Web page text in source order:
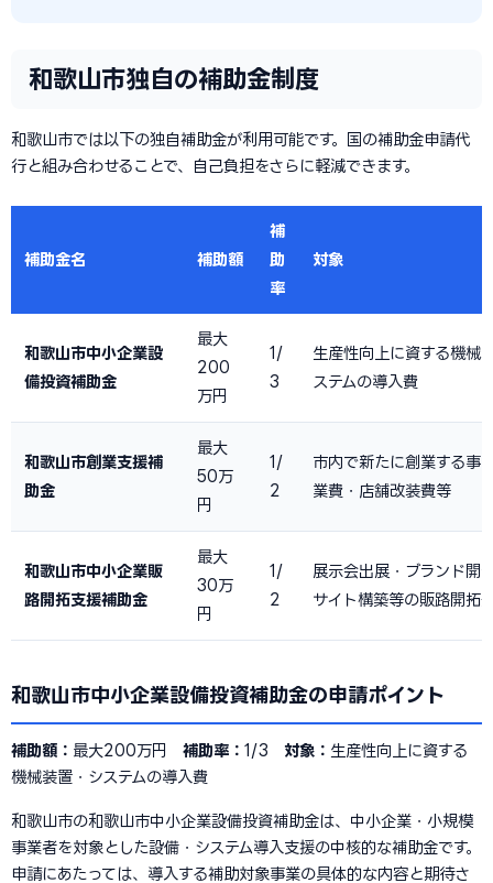
和歌山市独自の補助金制度
和歌山市では以下の独自補助金が利用可能です。国の補助金申請代
行と組み合わせることで、自己負担をさらに軽減できます。
補助金名 補助額
補
助
率
対象
和歌山市中小企業設
備投資補助金
最大
200
万円
1/
3
生産性向上に資する機械
ステムの導入費
和歌山市創業支援補
助金
最大
50万
円
1/
2
市内で新たに創業する事
業費・店舗改装費等
和歌山市中小企業販
路開拓支援補助金
最大
30万
円
1/
2
展示会出展・ブランド開
サイト構築等の販路開拓
和歌山市中小企業設備投資補助金の申請ポイント
補助額： 最大200万円 補助率： 1/3 対象： 生産性向上に資する
機械装置・システムの導入費
和歌山市の和歌山市中小企業設備投資補助金は、中小企業・小規模
事業者を対象とした設備・システム導入支援の中核的な補助金です。
申請にあたっては、導入する補助対象事業の具体的な内容と期待さ